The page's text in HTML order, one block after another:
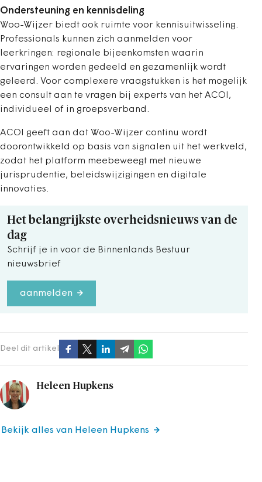
Ondersteuning en kennisdeling
Woo-Wijzer biedt ook ruimte voor kennisuitwisseling.
Professionals kunnen zich aanmelden voor
leerkringen: regionale bijeenkomsten waarin
ervaringen worden gedeeld en gezamenlijk wordt
geleerd. Voor complexere vraagstukken is het mogelijk
een consult aan te vragen bij experts van het ACOI,
individueel of in groepsverband.
ACOI geeft aan dat Woo-Wijzer continu wordt
doorontwikkeld op basis van signalen uit het werkveld,
zodat het platform meebeweegt met nieuwe
jurisprudentie, beleidswijzigingen en digitale
innovaties.
Het belangrijkste overheidsnieuws van de
dag
Schrijf je in voor de Binnenlands Bestuur
nieuwsbrief
aanmelden
Deel dit artikel
Heleen Hupkens
Bekijk alles van Heleen Hupkens